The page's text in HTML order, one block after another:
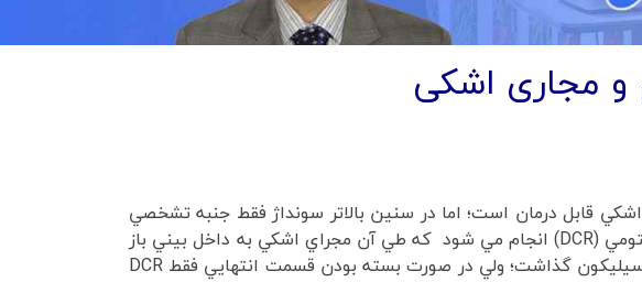
مجاری اشکی
قابل درمان است؛ اما در سنين بالاتر سونداژ فقط جنبه تشخصي
دارد و به هيچ وجه براي درمان توصيه نمي شود. لذا در بزرگسالان عملي بنام داکريوسيستورينوستومي (DCR) انجام مي شود که طي آن مجراي اشکي به داخل بيني باز
مي شود. حال اگر قسمت ابتدايي مجرا بسته باشد، بايد علاوه بر DCR به مدت چند ماه هم لوله سيليکون گذاشت؛ ولي در صورت بسته بودن قسمت انتهايي فقط DCR